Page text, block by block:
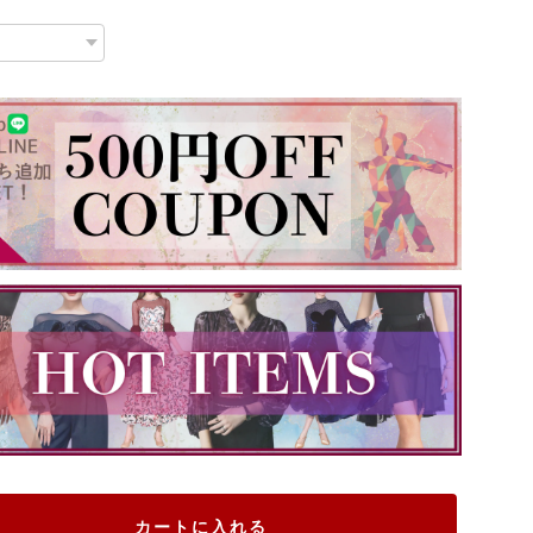
カートに入れる